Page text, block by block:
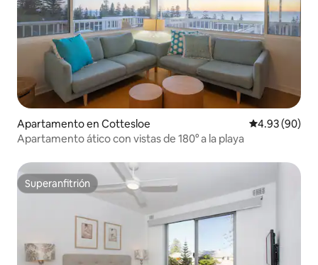
Apartamento en Cottesloe Calificación
4.93 (90)
Apartamento ático con vistas de 180° a la playa
Superanfitrión
Superanfitrión